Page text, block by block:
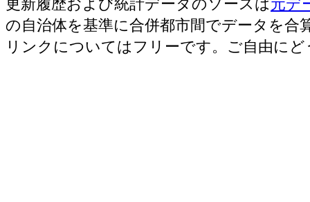
更新履歴および統計データのソースは元デ
の自治体を基準に合併都市間でデータを合
リンクについてはフリーです。ご自由にど